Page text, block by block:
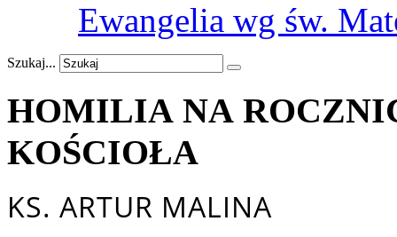
Ewangelia wg św.
Szukaj...
HOMILIA NA
KOŚCIOŁA
KS. ARTUR MALINA